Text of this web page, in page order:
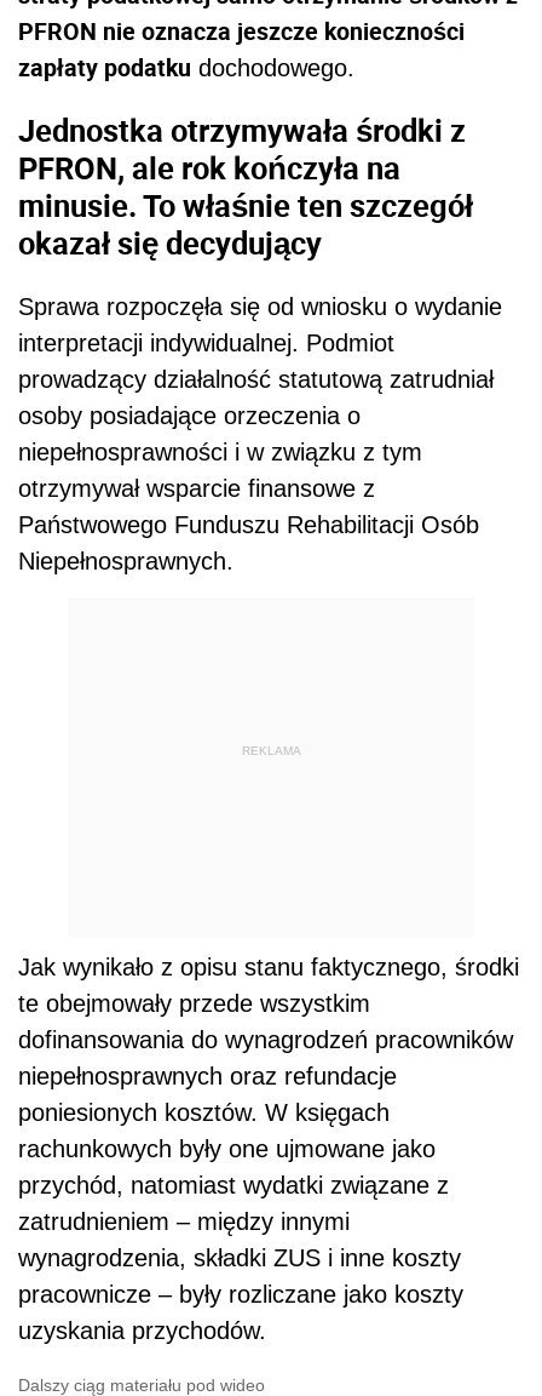
PFRON nie oznacza jeszcze konieczności
zapłaty podatku dochodowego.
Jednostka otrzymywała środki z
PFRON, ale rok kończyła na
minusie. To właśnie ten szczegół
okazał się decydujący
Sprawa rozpoczęła się od wniosku o wydanie
interpretacji indywidualnej. Podmiot
prowadzący działalność statutową zatrudniał
osoby posiadające orzeczenia o
niepełnosprawności i w związku z tym
otrzymywał wsparcie finansowe z
Państwowego Funduszu Rehabilitacji Osób
Niepełnosprawnych.
REKLAMA
Jak wynikało z opisu stanu faktycznego, środki
te obejmowały przede wszystkim
dofinansowania do wynagrodzeń pracowników
niepełnosprawnych oraz refundacje
poniesionych kosztów. W księgach
rachunkowych były one ujmowane jako
przychód, natomiast wydatki związane z
zatrudnieniem – między innymi
wynagrodzenia, składki ZUS i inne koszty
pracownicze – były rozliczane jako koszty
uzyskania przychodów.
Dalszy ciąg materiału pod wideo